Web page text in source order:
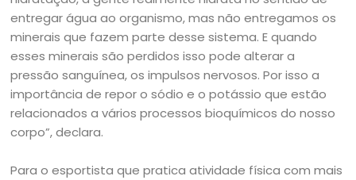
entregar água ao organismo, mas não entregamos os
minerais que fazem parte desse sistema. E quando
esses minerais são perdidos isso pode alterar a
pressão sanguínea, os impulsos nervosos. Por isso a
importância de repor o sódio e o potássio que estão
relacionados a vários processos bioquímicos do nosso
corpo”, declara.
Para o esportista que pratica atividade física com mais